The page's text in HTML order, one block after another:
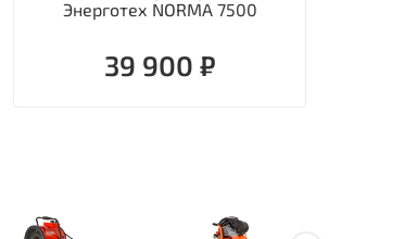
Энерготех NORMA 7500
39 900 ₽